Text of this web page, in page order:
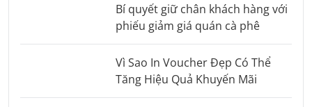
Bí quyết giữ chân khách hàng với
phiếu giảm giá quán cà phê
Vì Sao In Voucher Đẹp Có Thể
Tăng Hiệu Quả Khuyến Mãi